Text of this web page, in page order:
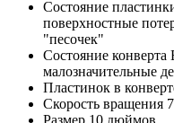
Состояние
поверхностные
"песочек"
Состояние конверта
малозначительные
Пластинок в
Скорость вращения
Размер 10 дюймов